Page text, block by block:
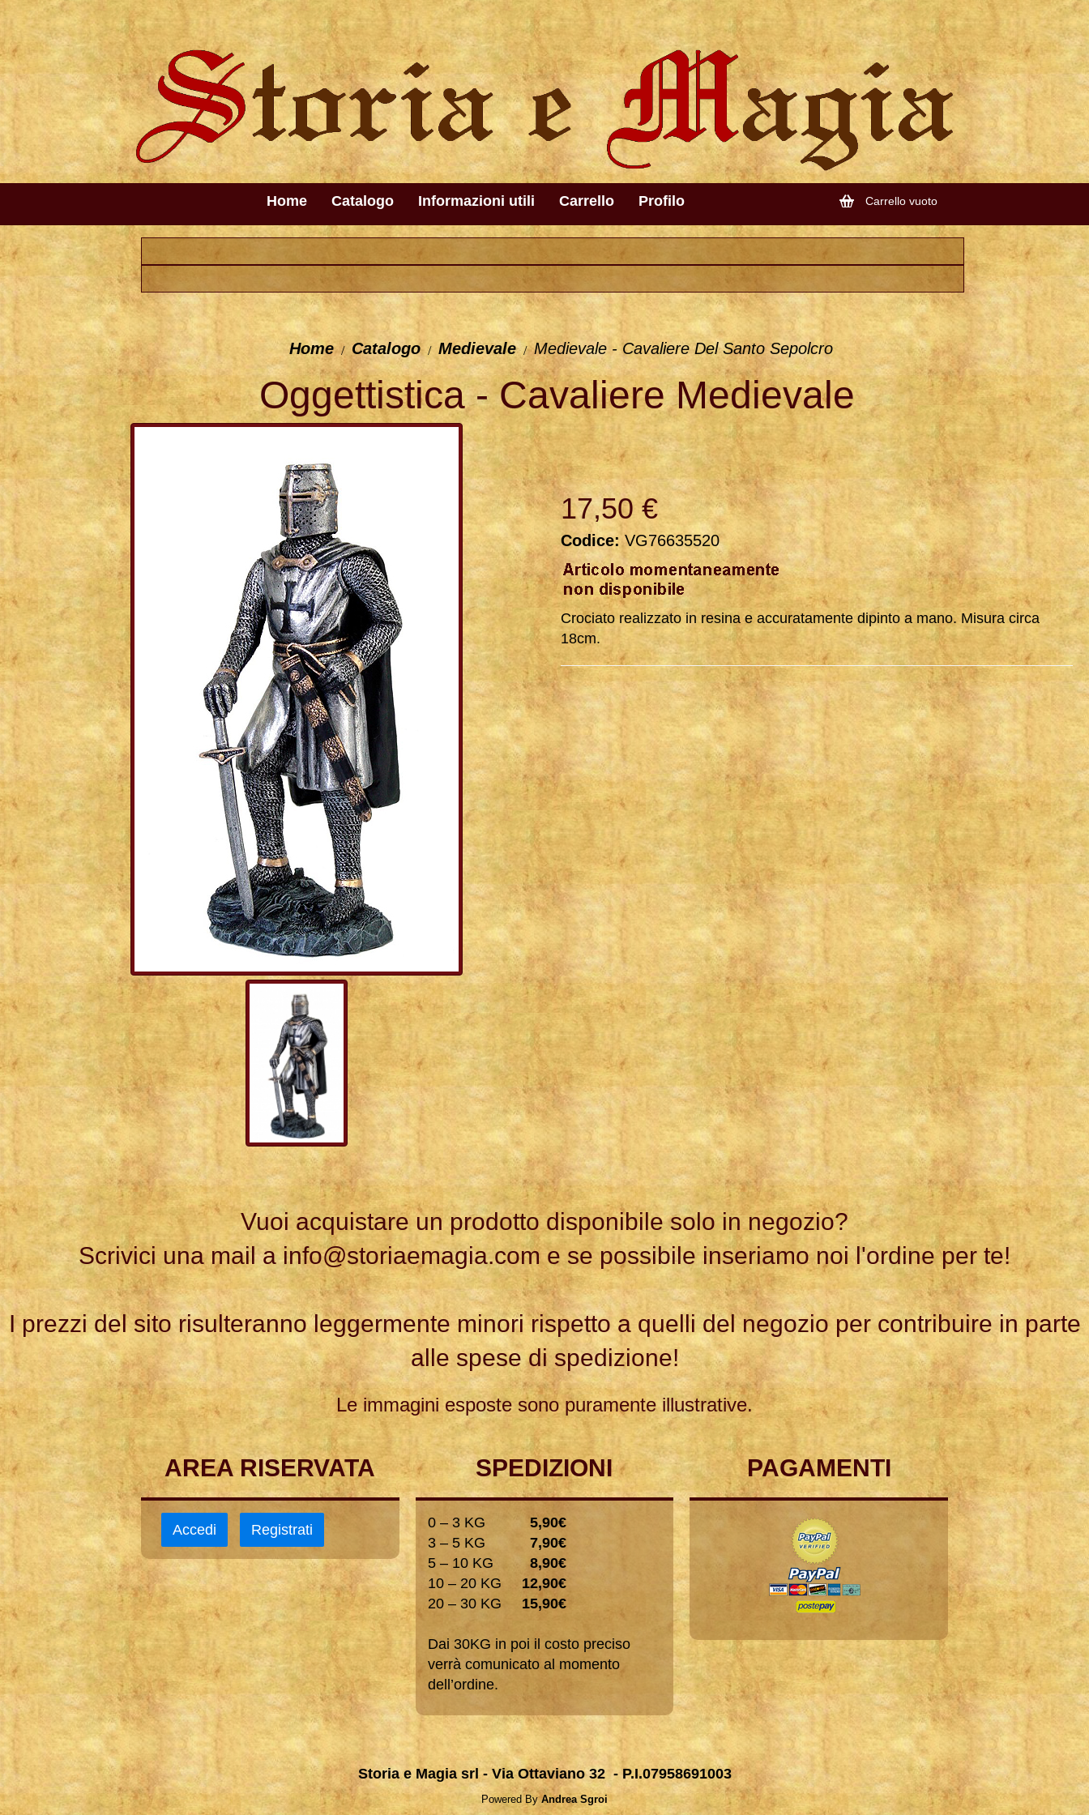
Home Catalogo Informazioni utili Carrello Profilo Carrello vuoto
Home Catalogo Medievale Medievale - Cavaliere Del Santo Sepolcro
Oggettistica - Cavaliere Medievale
17,50 €
Codice:VG76635520
Crociato realizzato in resina e accuratamente dipinto a mano. Misura circa
18cm.
Vuoi acquistare un prodotto disponibile solo in negozio?
Scrivici una mail ainfo@storiaemagia.come se possibile inseriamo noi l'ordine per te!
I prezzi del sito risulteranno leggermente minori rispetto a quelli del negozio per contribuire in parte
alle spese di spedizione!
Le immagini esposte sono puramente illustrative.
AREA RISERVATA
Accedi Registrati
SPEDIZIONI
0 – 3 KG 5,90€
3 – 5 KG 7,90€
5 – 10 KG 8,90€
10 – 20 KG 12,90€
20 – 30 KG 15,90€
Dai 30KG in poi il costo preciso
verrà comunicato al momento
dell’ordine.
PAGAMENTI
Storia e Magia srl - Via Ottaviano 32 - P.I.07958691003
Powered ByAndrea Sgroi